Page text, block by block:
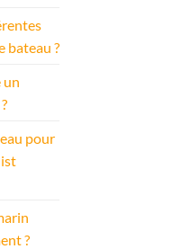
bateau ?
un
pour
?